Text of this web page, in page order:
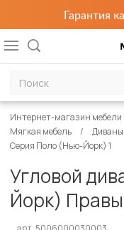
Гарантия
Интернет-магазин мебели
Мягкая мебель
Диваны
Серия Поло (Нью-Йорк) 1
Угловой
Йорк)